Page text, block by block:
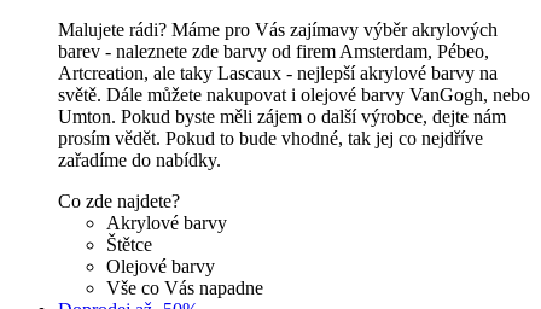
Malujete rádi? Máme pro Vás zajímavy výběr akrylových
barev - naleznete zde barvy od firem Amsterdam, Pébeo,
Artcreation, ale taky Lascaux - nejlepší akrylové barvy na
světě. Dále můžete nakupovat i olejové barvy VanGogh, nebo
Umton. Pokud byste měli zájem o další výrobce, dejte nám
prosím vědět. Pokud to bude vhodné, tak jej co nejdříve
zařadíme do nabídky.
Co zde najdete?
Akrylové barvy
Štětce
Olejové barvy
Vše co Vás napadne